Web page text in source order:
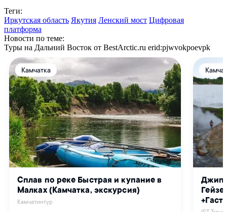
Теги:
Иркутская область Якутия Ленский мост Цифровая
платформа
Новости по теме:
Туры на Дальний Восток от BestArctic.ru erid:pjwvokpoevpk